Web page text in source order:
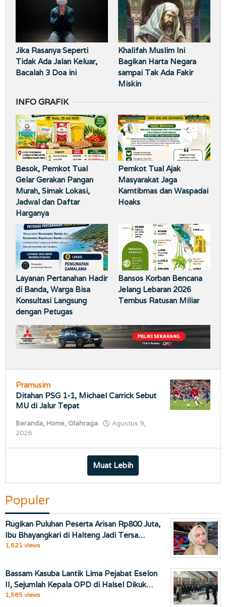
Jika Rasanya Seperti
Tidak Ada Jalan Keluar,
Bacalah 3 Doa ini
Khalifah Muslim Ini
Bagikan Harta Negara
sampai Tak Ada Fakir
Miskin
INFO GRAFIK
Besok, Pemkot Tual
Gelar Gerakan Pangan
Murah, Simak Lokasi,
Jadwal dan Daftar
Harganya
Pemkot Tual Ajak
Masyarakat Jaga
Kamtibmas dan Waspadai
Hoaks
Layanan Pertanahan Hadir
di Banda, Warga Bisa
Konsultasi Langsung
dengan Petugas
Bansos Korban Bencana
Jelang Lebaran 2026
Tembus Ratusan Miliar
Pramusim
Ditahan PSG 1-1, Michael Carrick Sebut
MU di Jalur Tepat
Beranda, Home, Olahraga
Agustus 9,
2026
Muat Lebih
Populer
Rugikan Puluhan Peserta Arisan Rp800 Juta,
Ibu Bhayangkari di Halteng Jadi Tersa…
1,621 views
Bassam Kasuba Lantik Lima Pejabat Eselon
II, Sejumlah Kepala OPD di Halsel Dikuk…
1,585 views